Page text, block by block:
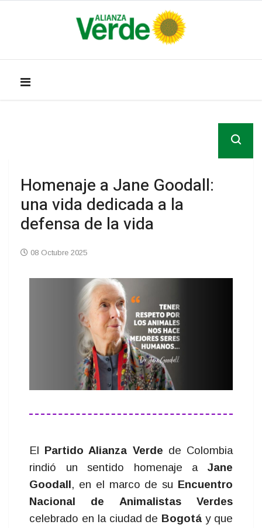
Homenaje a Jane Goodall:
una vida dedicada a la
defensa de la vida
08 Octubre 2025
El Partido Alianza Verde de Colombia
rindió un sentido homenaje a Jane
Goodall, en el marco de su Encuentro
Nacional de Animalistas Verdes
celebrado en la ciudad de Bogotá y que